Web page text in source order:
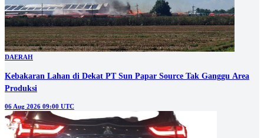
DAERAH
Kebakaran Lahan di Dekat PT Sun Papar Source Tak Ganggu Area
Produksi
06 Aug 2026 09:00 UTC